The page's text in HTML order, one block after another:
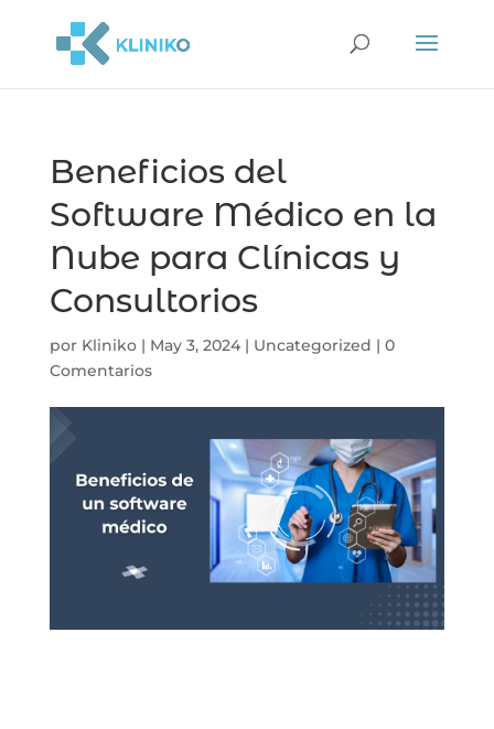
Beneficios del
Software Médico en la
Nube para Clínicas y
Consultorios
por Kliniko| May 3, 2024| Uncategorized | 0
Comentarios